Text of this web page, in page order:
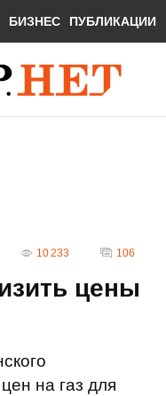
БИЗНЕС ПУБЛИКАЦИИ
10 233 106
цены
на газ для